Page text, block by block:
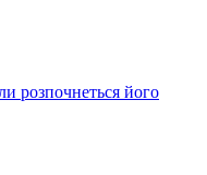
розпочнеться його